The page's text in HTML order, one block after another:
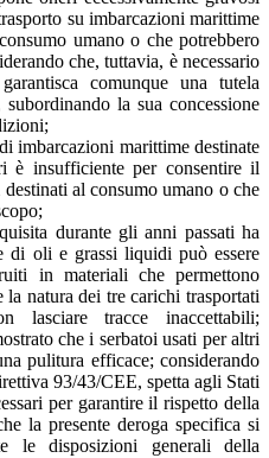
su imbarcazioni marittime
umano o che potrebbero
che, tuttavia, è necessario
comunque una tutela
la sua concessione
imbarcazioni marittime destinate
è insufficiente per consentire il
al consumo umano o che
durante gli anni passati ha
di oli e grassi liquidi può essere
in materiali che permettono
natura dei tre carichi trasportati
tracce inaccettabili;
che i serbatoi usati per altri
pulitura efficace; considerando
93/43/CEE, spetta agli Stati
per garantire il rispetto della
la presente deroga specifica si
le disposizioni generali della